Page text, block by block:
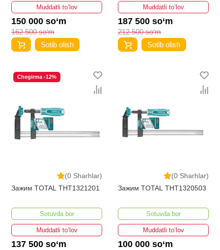
Muddatli to‘lov
150 000 so‘m
162 500 so‘m
Sotib olish
Muddatli to‘lov
187 500 so‘m
212 500 so‘m
Sotib olish
(0 Sharhlar)
Chegirma -12%
Зажим TOTAL THT1321201
Sotuvda bor
Muddatli to‘lov
137 500 so‘m
(0 Sharhlar)
Зажим TOTAL THT1320503
Sotuvda bor
Muddatli to‘lov
100 000 so‘m